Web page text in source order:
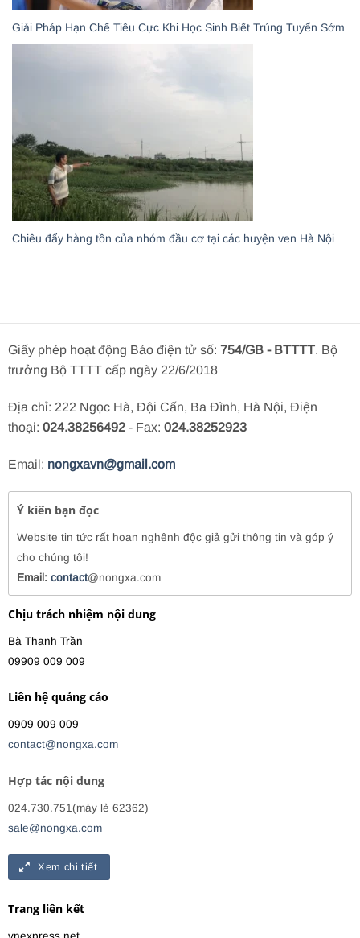
Giải Pháp Hạn Chế Tiêu Cực Khi Học Sinh Biết Trúng Tuyển Sớm
Chiêu đẩy hàng tồn của nhóm đầu cơ tại các huyện ven Hà Nội
Giấy phép hoạt động Báo điện tử số: 754/GB - BTTTT. Bộ
trưởng Bộ TTTT cấp ngày 22/6/2018
Địa chỉ: 222 Ngọc Hà, Đội Cấn, Ba Đình, Hà Nội, Điện
thoại: 024.38256492 - Fax: 024.38252923
Email: nongxavn@gmail.com
Ý kiến bạn đọc
Website tin tức rất hoan nghênh độc giả gửi thông tin và góp ý
cho chúng tôi!
Email: contact@nongxa.com
Chịu trách nhiệm nội dung
Bà Thanh Trần
09909 009 009
Liên hệ quảng cáo
0909 009 009
contact@nongxa.com
Hợp tác nội dung
024.730.751(máy lẻ 62362)
sale@nongxa.com
Xem chi tiết
Trang liên kết